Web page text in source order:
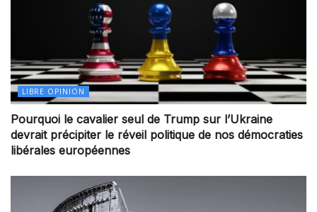
LIBRE OPINION
Pourquoi le cavalier seul de Trump sur l’Ukraine
devrait précipiter le réveil politique de nos démocraties
libérales européennes